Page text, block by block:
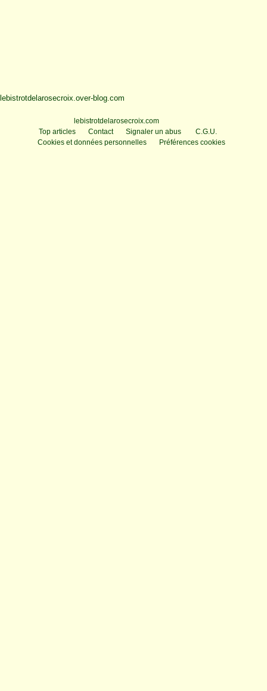
lebistrotdelarosecroix.over-blog.com
lebistrotdelarosecroix.com
Top articles
Contact Signaler un abus
C.G.U.
Cookies et données personnelles
Préférences cookies